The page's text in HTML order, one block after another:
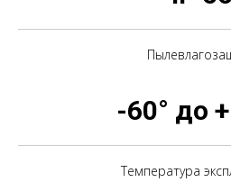
-60° до
Температура